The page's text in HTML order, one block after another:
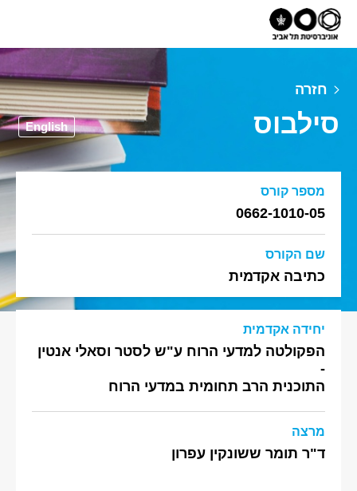
חזרה
סילבוס English
מספר קורס
0662-1010-05
שם הקורס
כתיבה אקדמית
יחידה אקדמית
הפקולטה למדעי הרוח ע"ש לסטר וסאלי אנטין
-
התוכנית הרב תחומית במדעי הרוח
מרצה
ד"ר תומר ששונקין עפרון